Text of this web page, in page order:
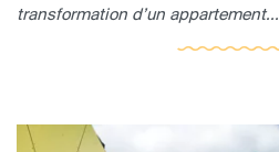
transformation d’un